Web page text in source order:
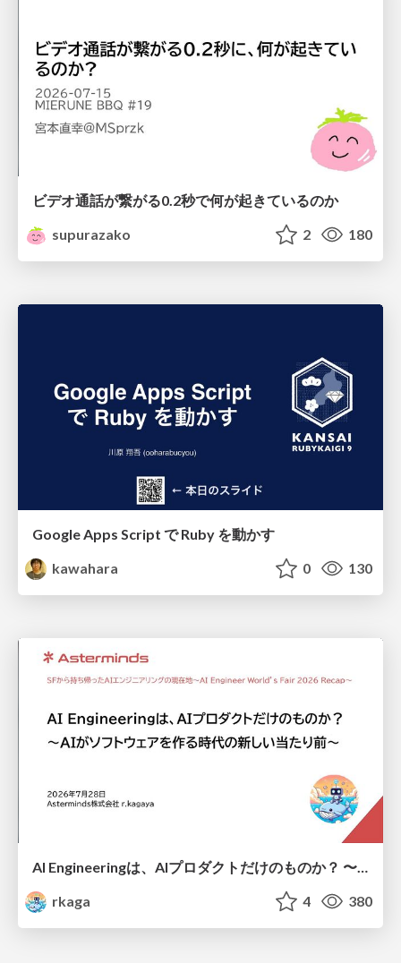
ビデオ通話が繋がる0.2秒で何が起きているのか
supurazako
2 180
Google Apps Script で Ruby を動かす
kawahara
0 130
AI Engineeringは、AIプロダクトだけのものか？ 〜AIがソフトウェアを作る時代の新しい当たり前〜 / No AI in your product. AI Engineering in your development.
rkaga
4 380